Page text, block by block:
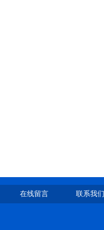
在线留言 联系我们